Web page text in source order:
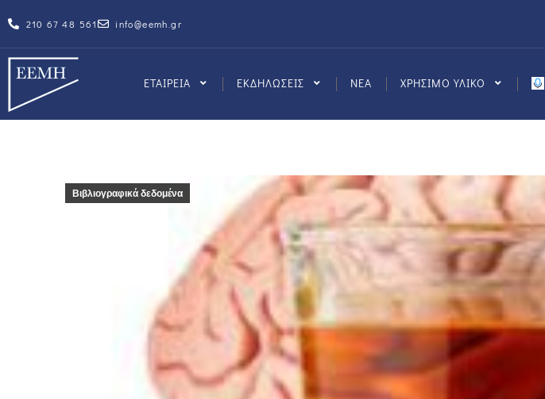
210 67 48 561 info@eemh.gr
ΕΤΑΙΡΕΙΑ ΕΚΔΗΛΩΣΕΙΣ ΝΕΑ ΧΡΗΣΙΜΟ ΥΛΙΚΟ
Βιβλιογραφικά δεδομένα